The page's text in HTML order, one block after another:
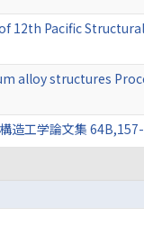
12th Pacific
alloy structures
造工学論文集